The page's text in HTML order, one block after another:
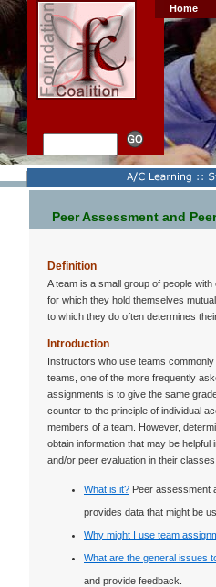
Home
Peer Assessment and
Definition
A team is a small group of people
for which they hold themselves
to which they do often determines
Introduction
Instructors who use teams
teams, one of the more frequently
assignments is to give the same
counter to the principle of individual
members of a team. However,
obtain information that may be
and/or peer evaluation in their
What is it? Peer assessment
provides data that might be
Why might I use team
What are the general issues
and provide feedback.